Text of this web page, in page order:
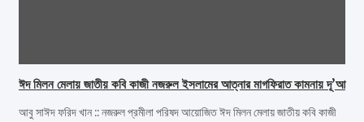
ঈদ মিলন মেলায় জাতীয় কবি কাজী নজরুল ইসলামের আত্নার মাগফিরাত কামনায় দূ’আ
আবু সাঈদ ফরিদ খান :: নজরুল প্রমীলা পরিষদ আয়োজিত ঈদ মিলন মেলায় জাতীয় কবি কাজী